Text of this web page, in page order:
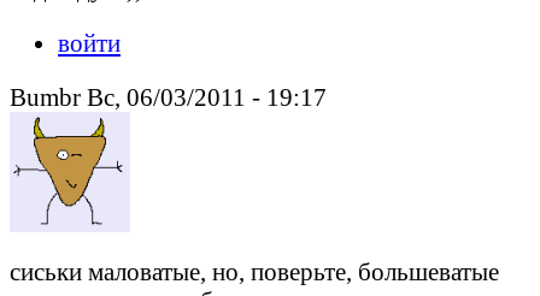
войти
Bumbr Вс, 06/03/2011 - 19:17
сиськи маловатые, но, поверьте, большеватые